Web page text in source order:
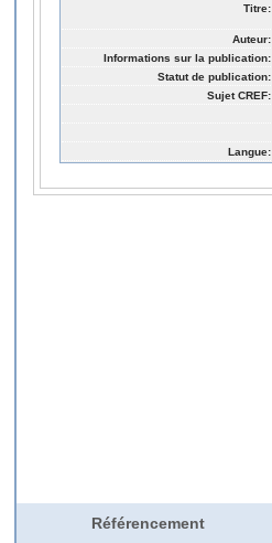
Titre:
Auteur:
Informations sur la publication:
Statut de publication:
Sujet CREF:
Langue:
Référencement